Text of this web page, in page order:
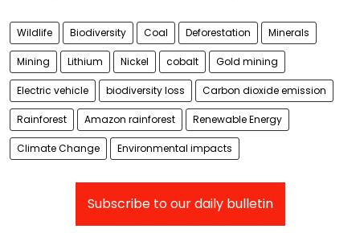
Wildlife Biodiversity Coal Deforestation Minerals
Mining Lithium Nickel cobalt Gold mining
Electric vehicle biodiversity loss Carbon dioxide emission
Rainforest Amazon rainforest Renewable Energy
Climate Change Environmental impacts
Subscribe to our daily bulletin